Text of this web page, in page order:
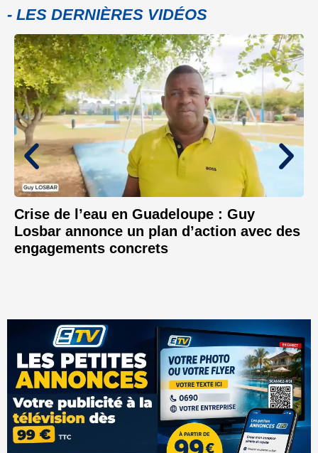
- LES DERNIÈRES VIDÉOS
Crise de l’eau en Guadeloupe : Guy
Losbar annonce un plan d’action avec des
engagements concrets